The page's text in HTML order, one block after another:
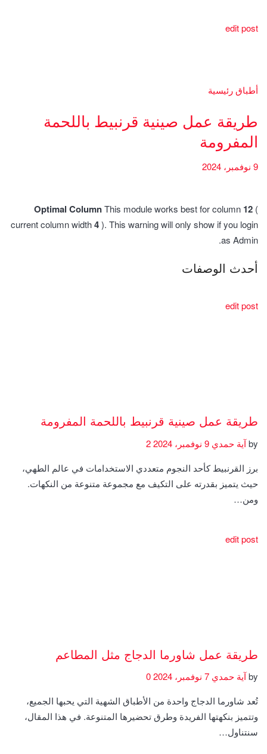
edit post
أطباق رئيسية
طريقة عمل صينية قرنبيط باللحمة
المفرومة
9 نوفمبر، 2024
Optimal ColumnThis module works best for column 12 (
current column width4). This warning will only show if you login
as Admin.
أحدث الوصفات
edit post
طريقة عمل صينية قرنبيط باللحمة المفرومة
byآية حمدي
برز القرنبيط كأحد النجوم متعددي الاستخدامات في عالم الطهي،
حيث يتميز بقدرته على التكيف مع مجموعة متنوعة من النكهات.
ومن…
edit post
طريقة عمل شاورما الدجاج مثل المطاعم
byآية حمدي
تُعد شاورما الدجاج واحدة من الأطباق الشهية التي يحبها الجميع،
وتتميز بنكهتها الفريدة وطرق تحضيرها المتنوعة. في هذا المقال،
سنتناول…